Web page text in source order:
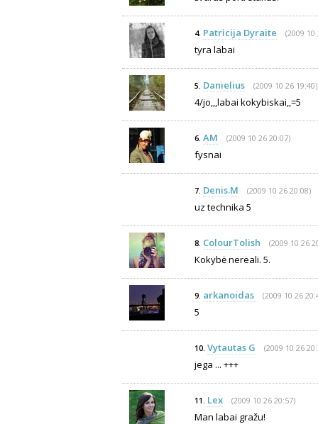
4. Patricija Dyraite (2009 10
tyra labai
5. Danielius (2009 10 26 19:40)
4/jo,,,labai kokybiskai,,=5
6. AM (2009 10 26 20:07)
fysnai
7. Denis.M (2009 10 26 20:08)
uz technika 5
8. ColourTolish (2009 10 26
Kokybė nereali. 5.
9. arkanoidas (2009 10 26
5
10. Vytautas G (2009 10 26
jega ... +++
11. Lex (2009 10 26 20:57)
Man labai gražu!